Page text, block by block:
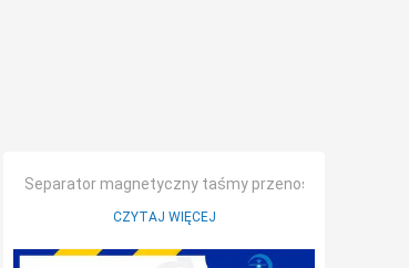
Separator magnetyczny taśmy przenośnikowej
CZYTAJ WIĘCEJ